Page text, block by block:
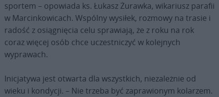
sportem – opowiada ks. Łukasz Żurawka, wikariusz parafii
w Marcinkowicach. Wspólny wysiłek, rozmowy na trasie i
radość z osiągnięcia celu sprawiają, że z roku na rok
coraz więcej osób chce uczestniczyć w kolejnych
wyprawach.
Inicjatywa jest otwarta dla wszystkich, niezależnie od
wieku i kondycji. – Nie trzeba być zaprawionym kolarzem.